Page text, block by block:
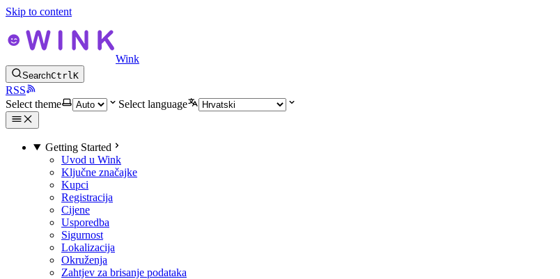
Skip to content
Wink
SearchCtrlK
RSS
Select theme
Select language
Getting Started
Uvod u Wink
Ključne značajke
Kupci
Registracija
Cijene
Usporedba
Sigurnost
Lokalizacija
Okruženja
Zahtjev za brisanje podataka